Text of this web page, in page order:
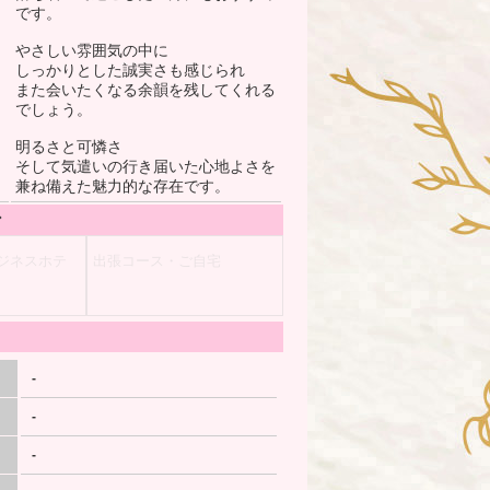
です。
やさしい雰囲気の中に
しっかりとした誠実さも感じられ
また会いたくなる余韻を残してくれる
でしょう。
明るさと可憐さ
そして気遣いの行き届いた心地よさを
兼ね備えた魅力的な存在です。
-
-
-